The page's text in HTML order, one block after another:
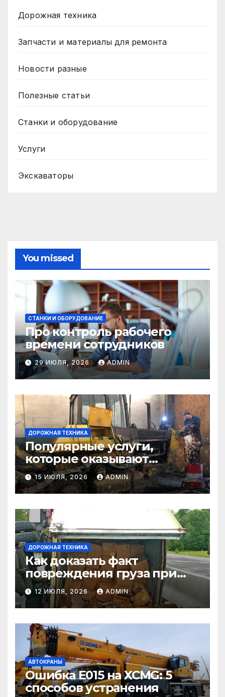
Дорожная техника
Запчасти и материалы для ремонта
Новости разные
Полезные статьи
Станки и оборудование
Услуги
Экскаваторы
You missed
СТАНКИ И ОБОРУДОВАНИЕ
Про контроль рабочего
времени сотрудников
29 ИЮЛЯ, 2026 ADMIN
ДОРОЖНАЯ ТЕХНИКА
Популярные услуги,
которые оказывают
самосвалы в строительстве
и логистике
15 ИЮЛЯ, 2026 ADMIN
ДОРОЖНАЯ ТЕХНИКА
Как доказать факт
повреждения груза при
страховом случае
12 ИЮЛЯ, 2026 ADMIN
АВТОКРАНЫ
Ошибка E015 на XCMG: 5
способов устранения